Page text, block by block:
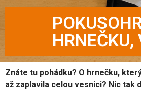
HRNEČKU,
Znáte tu pohádku? O hrnečku,
až zaplavila celou vesnici? Nic tak